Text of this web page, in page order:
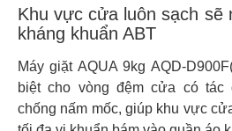
Khu vực cửa luôn sạch sẽ
kháng khuẩn ABT
Máy giặt AQUA 9kg AQD-
biệt cho vòng đệm cửa có tác
chống nấm mốc, giúp khu vực